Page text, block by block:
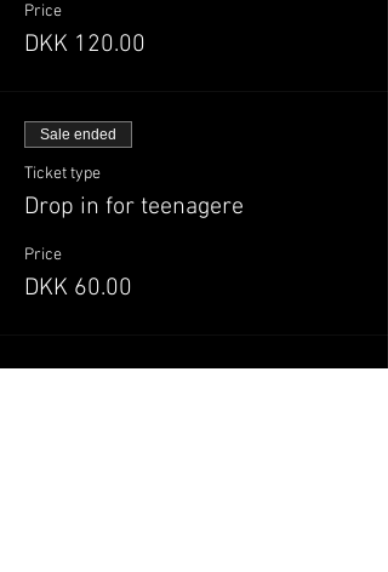
Price
DKK 120.00
Sale ended
Ticket type
Drop in for teenagere
Price
DKK 60.00